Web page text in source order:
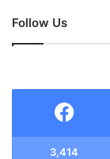
Follow Us
3,414